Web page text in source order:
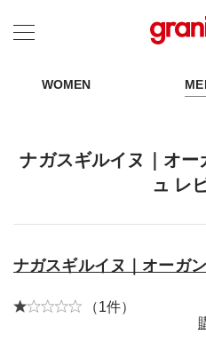
カテゴリーから探す
WOMEN
ナガスギルイヌ｜オ
ュ レ
ナガスギルイヌ｜オーガ
（1件）